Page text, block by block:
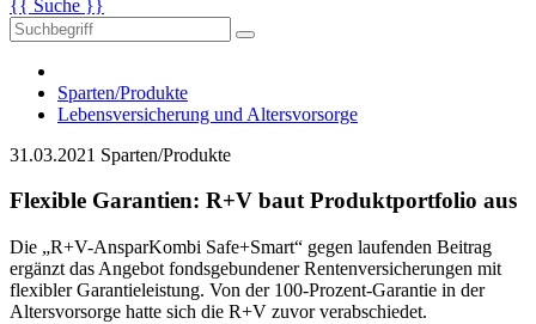
{{ Suche }}
Sparten/Produkte
Lebensversicherung und Altersvorsorge
31.03.2021 Sparten/Produkte
Flexible Garantien: R+V baut Produktportfolio aus
Die „R+V-AnsparKombi Safe+Smart“ gegen laufenden Beitrag
ergänzt das Angebot fondsgebundener Rentenversicherungen mit
flexibler Garantieleistung. Von der 100-Prozent-Garantie in der
Altersvorsorge hatte sich die R+V zuvor verabschiedet.